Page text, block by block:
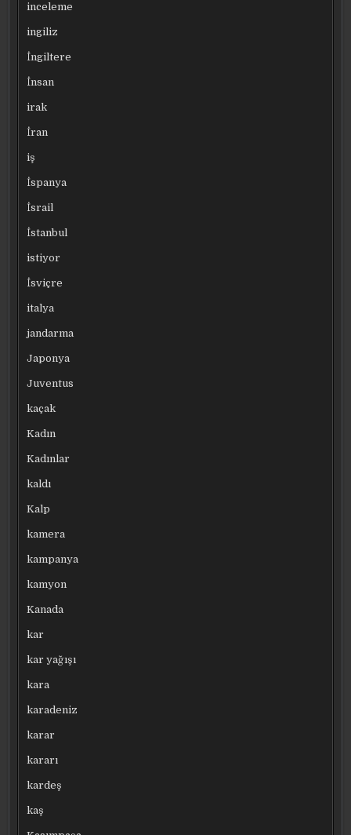
inceleme
ingiliz
İngiltere
İnsan
irak
İran
iş
İspanya
İsrail
İstanbul
istiyor
İsviçre
italya
jandarma
Japonya
Juventus
kaçak
Kadın
Kadınlar
kaldı
Kalp
kamera
kampanya
kamyon
Kanada
kar
kar yağışı
kara
karadeniz
karar
kararı
kardeş
kaş